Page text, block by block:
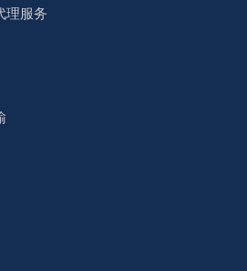
理服务